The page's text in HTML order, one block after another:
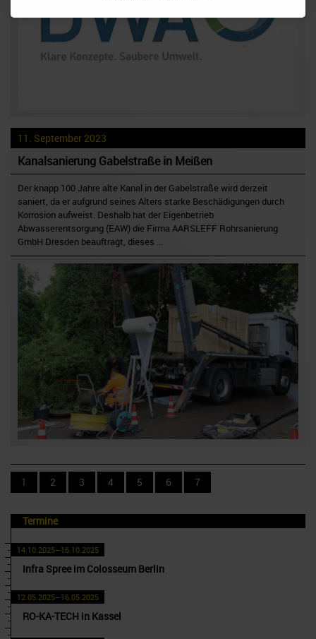
11. September 2023
Kanalsanierung Gabelstraße in Meißen
Der knapp 100 Jahre alte Kanal in der Gabelstraße wird derzeit
saniert, da er aufgrund seines Alters starke Beschädigungen durch
Korrosion aufweist. Deshalb hat der Eigenbetrieb
Abwasserentsorgung (EAW) die Firma AARSLEFF Rohrsanierung
GmbH Dresden beauftragt, dieses …
1 2 3 4 5 6 7
Termine
14.10.2025–16.10.2025
Infra Spree im Colosseum Berlin
12.05.2025–16.05.2025
RO-KA-TECH in Kassel